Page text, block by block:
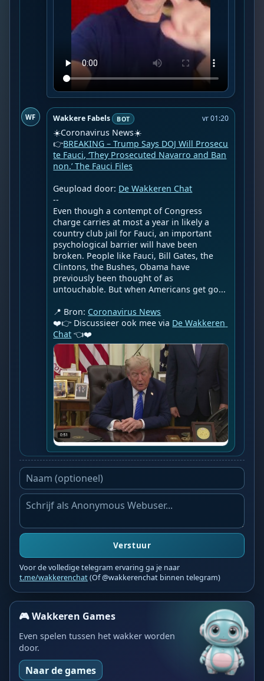
WF Wakkere Fabels BOT vr 01:20
☀️Coronavirus News☀️
👉BREAKING – Trump Says DOJ Will Prosecu
te Fauci, ‘They Prosecuted Navarro and Ban
non.’ The Fauci Files
Geupload door: De Wakkeren Chat
--
Even though a contempt of Congress
charge carries at most a year in likely a
country club jail for Fauci, an important
psychological barrier will have been
broken. People like Fauci, Bill Gates, the
Clintons, the Bushes, Obama have
previously been thought of as
untouchable. But when Americans get go...
📍 Bron: Coronavirus News
❤️👉 Discussieer ook mee via De Wakkeren
Chat 👈❤️
Verstuur
Voor de volledige telegram ervaring ga je naar
t.me/wakkerenchat(Of @wakkerenchat binnen telegram)
🎮 Wakkeren Games
Even spelen tussen het wakker worden
door.
Naar de games